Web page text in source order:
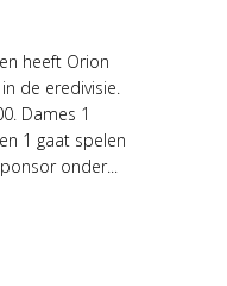
heeft Orion
de eredivisie.
Dames 1
1 gaat spelen
onder...